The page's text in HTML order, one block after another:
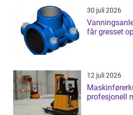
30 juli 2026
får gresset
12 juli 2026
Maskinførerkurs veien til
profesjonell